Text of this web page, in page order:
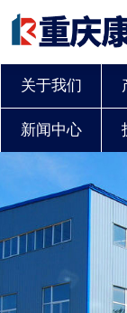
关于我们
新闻中心